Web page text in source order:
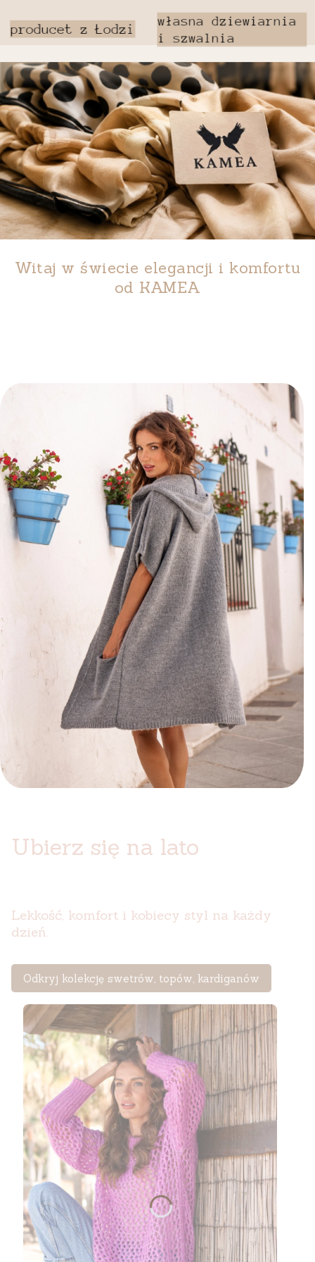
Witaj w świecie elegancji i komfortu
od KAMEA
Ubierz się na lato
Lekkość, komfort i kobiecy styl na każdy
dzień.
Odkryj kolekcję swetrów, topów, kardiganów